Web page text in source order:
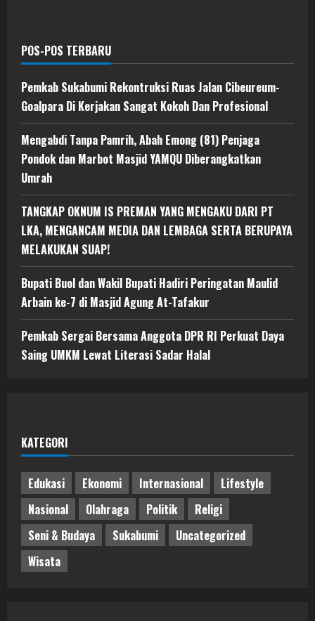
POS-POS TERBARU
Pemkab Sukabumi Rekontruksi Ruas Jalan Cibeureum-
Goalpara Di Kerjakan Sangat Kokoh Dan Profesional
Mengabdi Tanpa Pamrih, Abah Emong (81) Penjaga
Pondok dan Marbot Masjid YAMQU Diberangkatkan
Umrah
TANGKAP OKNUM IS PREMAN YANG MENGAKU DARI PT
LKA, MENGANCAM MEDIA DAN LEMBAGA SERTA BERUPAYA
MELAKUKAN SUAP!
Bupati Buol dan Wakil Bupati Hadiri Peringatan Maulid
Arbain ke-7 di Masjid Agung At-Tafakur
Pemkab Sergai Bersama Anggota DPR RI Perkuat Daya
Saing UMKM Lewat Literasi Sadar Halal
KATEGORI
Edukasi Ekonomi Internasional
Lifestyle
Nasional
Olahraga Politik
Religi
Seni & Budaya
Sukabumi
Uncategorized
Wisata